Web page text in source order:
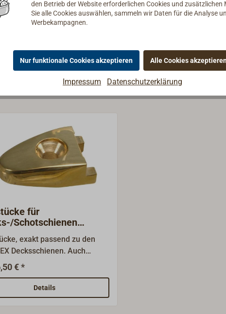
für
Schotschienen
exakt passend zu den
Decksschienen. Auch
für unsere leichten
aus Messing.Aus
Gussbronze.
€ *
Details
den Betrieb der Website erforderlichen Cookies und zusätzlichen
Sie alle Cookies auswählen, sammeln wir Daten für die Analyse
Werbekampagnen.
Nur funktionale Cookies akzeptieren Alle Cookies
Impressum Datenschutzerklärung